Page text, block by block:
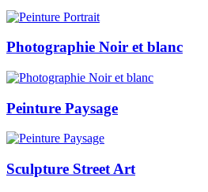
Photographie Noir et blanc
Peinture Paysage
Sculpture Street Art